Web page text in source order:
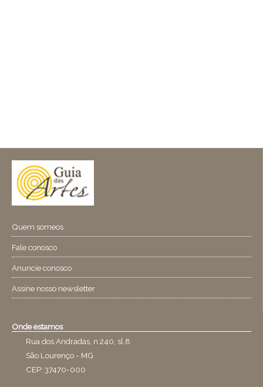
Quem someos
Fale conosco
Anuncie conosco
Assine nosso newsletter
Onde estamos
Rua dos Andradas, n.240, sl.8
São Lourenço - MG
CEP: 37470-000